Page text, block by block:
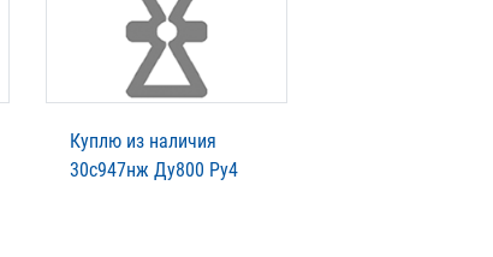
Куплю из наличия
30с947нж Ду800 Ру4